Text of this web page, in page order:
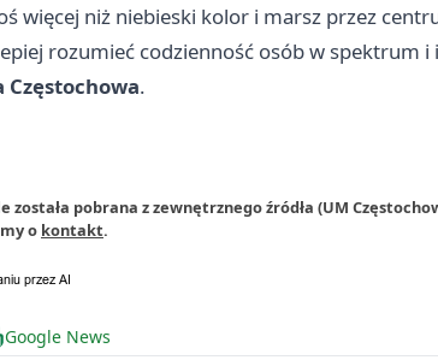
więcej niż niebieski kolor i marsz przez
rozumieć codzienność osób w spektrum i
Częstochowa.
pobrana z zewnętrznego źródła (UM
o kontakt.
Google News